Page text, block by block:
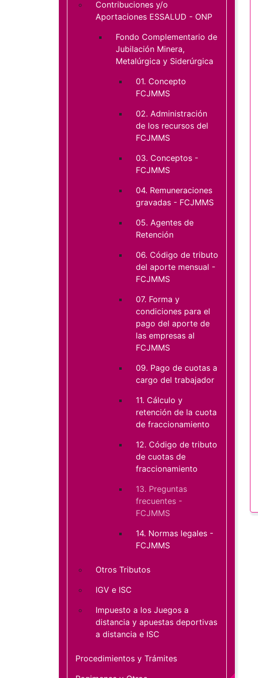
Contribuciones y/o
Aportaciones ESSALUD - ONP
Fondo Complementario de
Jubilación Minera,
Metalúrgica y Siderúrgica
01. Concepto
FCJMMS
02. Administración
de los recursos del
FCJMMS
03. Conceptos -
FCJMMS
04. Remuneraciones
gravadas - FCJMMS
05. Agentes de
Retención
06. Código de tributo
del aporte mensual -
FCJMMS
07. Forma y
condiciones para el
pago del aporte de
las empresas al
FCJMMS
09. Pago de cuotas a
cargo del trabajador
11. Cálculo y
retención de la cuota
de fraccionamiento
12. Código de tributo
de cuotas de
fraccionamiento
13. Preguntas
frecuentes -
FCJMMS
14. Normas legales -
FCJMMS
Otros Tributos
IGV e ISC
Impuesto a los Juegos a
distancia y apuestas deportivas
a distancia e ISC
Procedimientos y Trámites